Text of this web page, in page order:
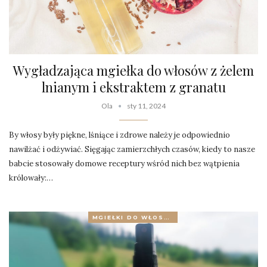
Wygładzająca mgiełka do włosów z żelem
lnianym i ekstraktem z granatu
Ola sty 11, 2024
By włosy były piękne, lśniące i zdrowe należy je odpowiednio
nawilżać i odżywiać. Sięgając zamierzchłych czasów, kiedy to nasze
babcie stosowały domowe receptury wśród nich bez wątpienia
królowały:…
MGIEŁKI DO WŁOSÓW